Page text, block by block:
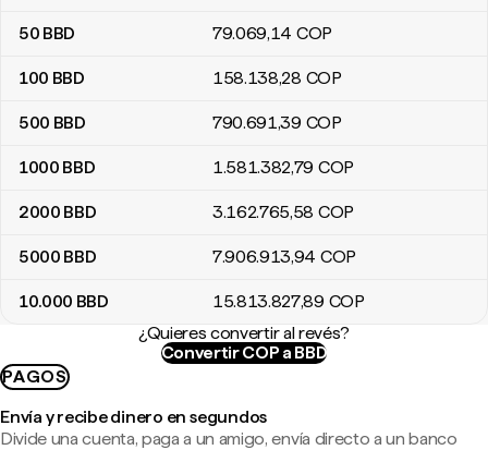
50 BBD 79.069,14 COP
100 BBD 158.138,28 COP
500 BBD 790.691,39 COP
1000 BBD 1.581.382,79 COP
2000 BBD 3.162.765,58 COP
5000 BBD 7.906.913,94 COP
10.000 BBD 15.813.827,89 COP
¿Quieres convertir al revés?
Convertir COP a BBD
PAGOS
Envía y recibe dinero en segundos
Divide una cuenta, paga a un amigo, envía directo a un banco